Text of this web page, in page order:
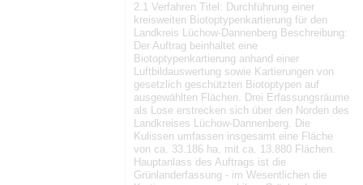
2.1 Verfahren Titel: Durchführung einer
kreisweiten Biotoptypenkartierung für den
Landkreis Lüchow-Dannenberg Beschreibung:
Der Auftrag beinhaltet eine
Biotoptypenkartierung anhand einer
Luftbildauswertung sowie Kartierungen von
gesetzlich geschützten Biotoptypen auf
ausgewählten Flächen. Drei Erfassungsräume
als Lose erstrecken sich über den Norden des
Landkreises Lüchow-Dannenberg. Die
Kulissen umfassen insgesamt eine Fläche
von ca. 33.186 ha, mit ca. 13.880 Flächen.
Hauptanlass des Auftrags ist die
Grünlanderfassung - im Wesentlichen die